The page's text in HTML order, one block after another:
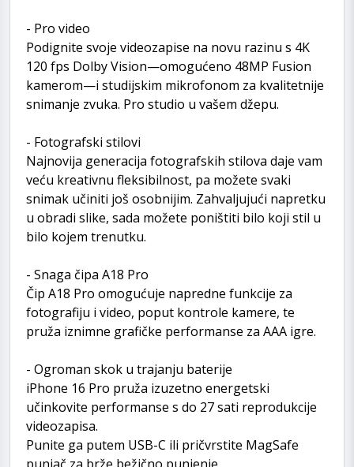
- Pro video
Podignite svoje videozapise na novu razinu s 4K
120 fps Dolby Vision—omogućeno 48MP Fusion
kamerom—i studijskim mikrofonom za kvalitetnije
snimanje zvuka. Pro studio u vašem džepu.
- Fotografski stilovi
Najnovija generacija fotografskih stilova daje vam
veću kreativnu fleksibilnost, pa možete svaki
snimak učiniti još osobnijim. Zahvaljujući napretku
u obradi slike, sada možete poništiti bilo koji stil u
bilo kojem trenutku.
- Snaga čipa A18 Pro
Čip A18 Pro omogućuje napredne funkcije za
fotografiju i video, poput kontrole kamere, te
pruža iznimne grafičke performanse za AAA igre.
- Ogroman skok u trajanju baterije
iPhone 16 Pro pruža izuzetno energetski
učinkovite performanse s do 27 sati reprodukcije
videozapisa.
Punite ga putem USB-C ili pričvrstite MagSafe
punjač za brže bežično punjenje.